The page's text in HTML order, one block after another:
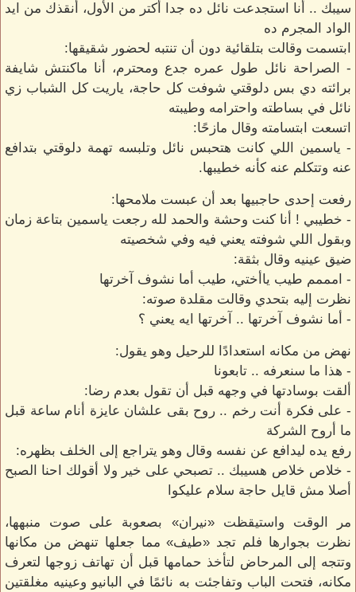
سيبك .. أنا استجدعت نائل ده جدا أكتر من الأول، أنقذك من ايد
الواد المجرم ده
ابتسمت وقالت بتلقائية دون أن تنتبه لحضور شقيقها:
- الصراحة نائل طول عمره جدع ومحترم، أنا ماكنتش شايفة
برائته دي بس دلوقتي شوفت كل حاجة، ياريت كل الشباب زي
نائل في بساطته واحترامه وطيبته
اتسعت ابتسامته وقال مازحًا:
- ياسمين اللي كانت هتحبس نائل وتلبسه تهمة دلوقتي بتدافع
عنه وتتكلم عنه كأنه خطيبها.
رفعت إحدى حاجبيها بعد أن عبست ملامحها:
- خطيبي ! أنا كنت وحشة والحمد لله رجعت ياسمين بتاعة زمان
وبقول اللي شوفته يعني فيه وفي شخصيته
ضيق عينيه وقال بثقة:
- امممم طيب ياأختي، طيب أما نشوف آخرتها
نظرت إليه بتحدي وقالت مقلدة صوته:
- أما نشوف آخرتها .. آخرتها ايه يعني ؟
نهض من مكانه استعدادًا للرحيل وهو يقول:
- هذا ما سنعرفه .. تابعونا
ألقت بوسادتها في وجهه قبل أن تقول بعدم رضا:
- على فكرة أنت رخم .. روح بقى علشان عايزة أنام ساعة قبل
ما أروح الشركة
رفع يده ليدافع عن نفسه وقال وهو يتراجع إلى الخلف بظهره:
- خلاص خلاص هسيبك .. تصبحي على خير ولا أقولك احنا الصبح
أصلا مش قايل حاجة سلام عليكوا
مر الوقت واستيقظت «نيران» بصعوبة على صوت منبهها،
نظرت بجوارها فلم تجد «طيف» مما جعلها تنهض من مكانها
وتتجه إلى المرحاض لتأخذ حمامها قبل أن تهاتف زوجها لتعرف
مكانه، فتحت الباب وتفاجئت به نائمًا في البانيو وعينيه مغلقتين